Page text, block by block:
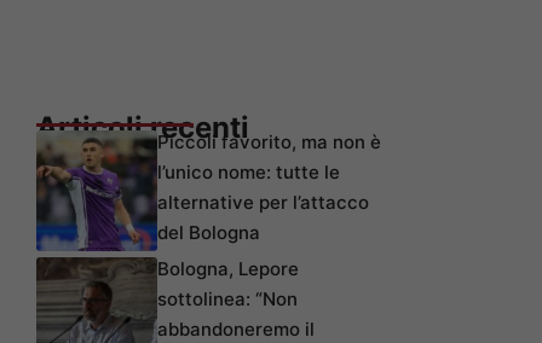
Articoli recentiPiccoli favorito, ma non è
l’unico nome: tutte le
alternative per l’attacco
del Bologna
Bologna, Lepore
sottolinea: “Non
abbandoneremo il